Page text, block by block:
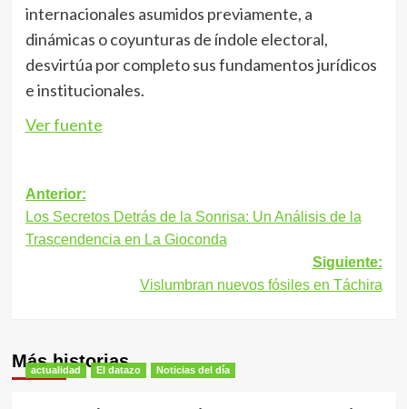
internacionales asumidos previamente, a
dinámicas o coyunturas de índole electoral,
desvirtúa por completo sus fundamentos jurídicos
e institucionales.
Ver fuente
Navegación
de
Anterior:
Los Secretos Detrás de la Sonrisa: Un Análisis de la
Trascendencia en La Gioconda
Siguiente:
Vislumbran nuevos fósiles en Táchira
Más historias
actualidad El datazo Noticias del día